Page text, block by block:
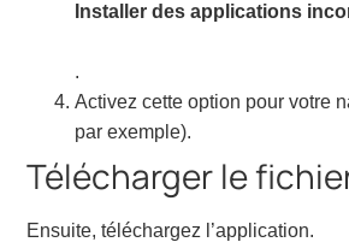
Installer des applications
.
Activez cette option pour votre
par exemple).
Télécharger le
Ensuite, téléchargez l’application.